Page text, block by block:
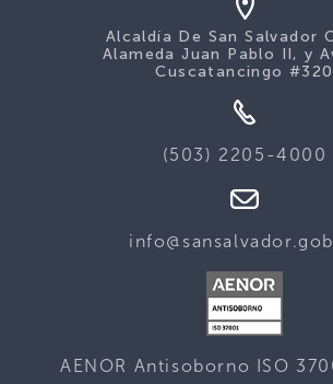
Alcaldía De San Salvador
Alameda Juan Pablo II, y
Cuscatancingo #320
(503) 2205-4000
AENOR Antisoborno ISO